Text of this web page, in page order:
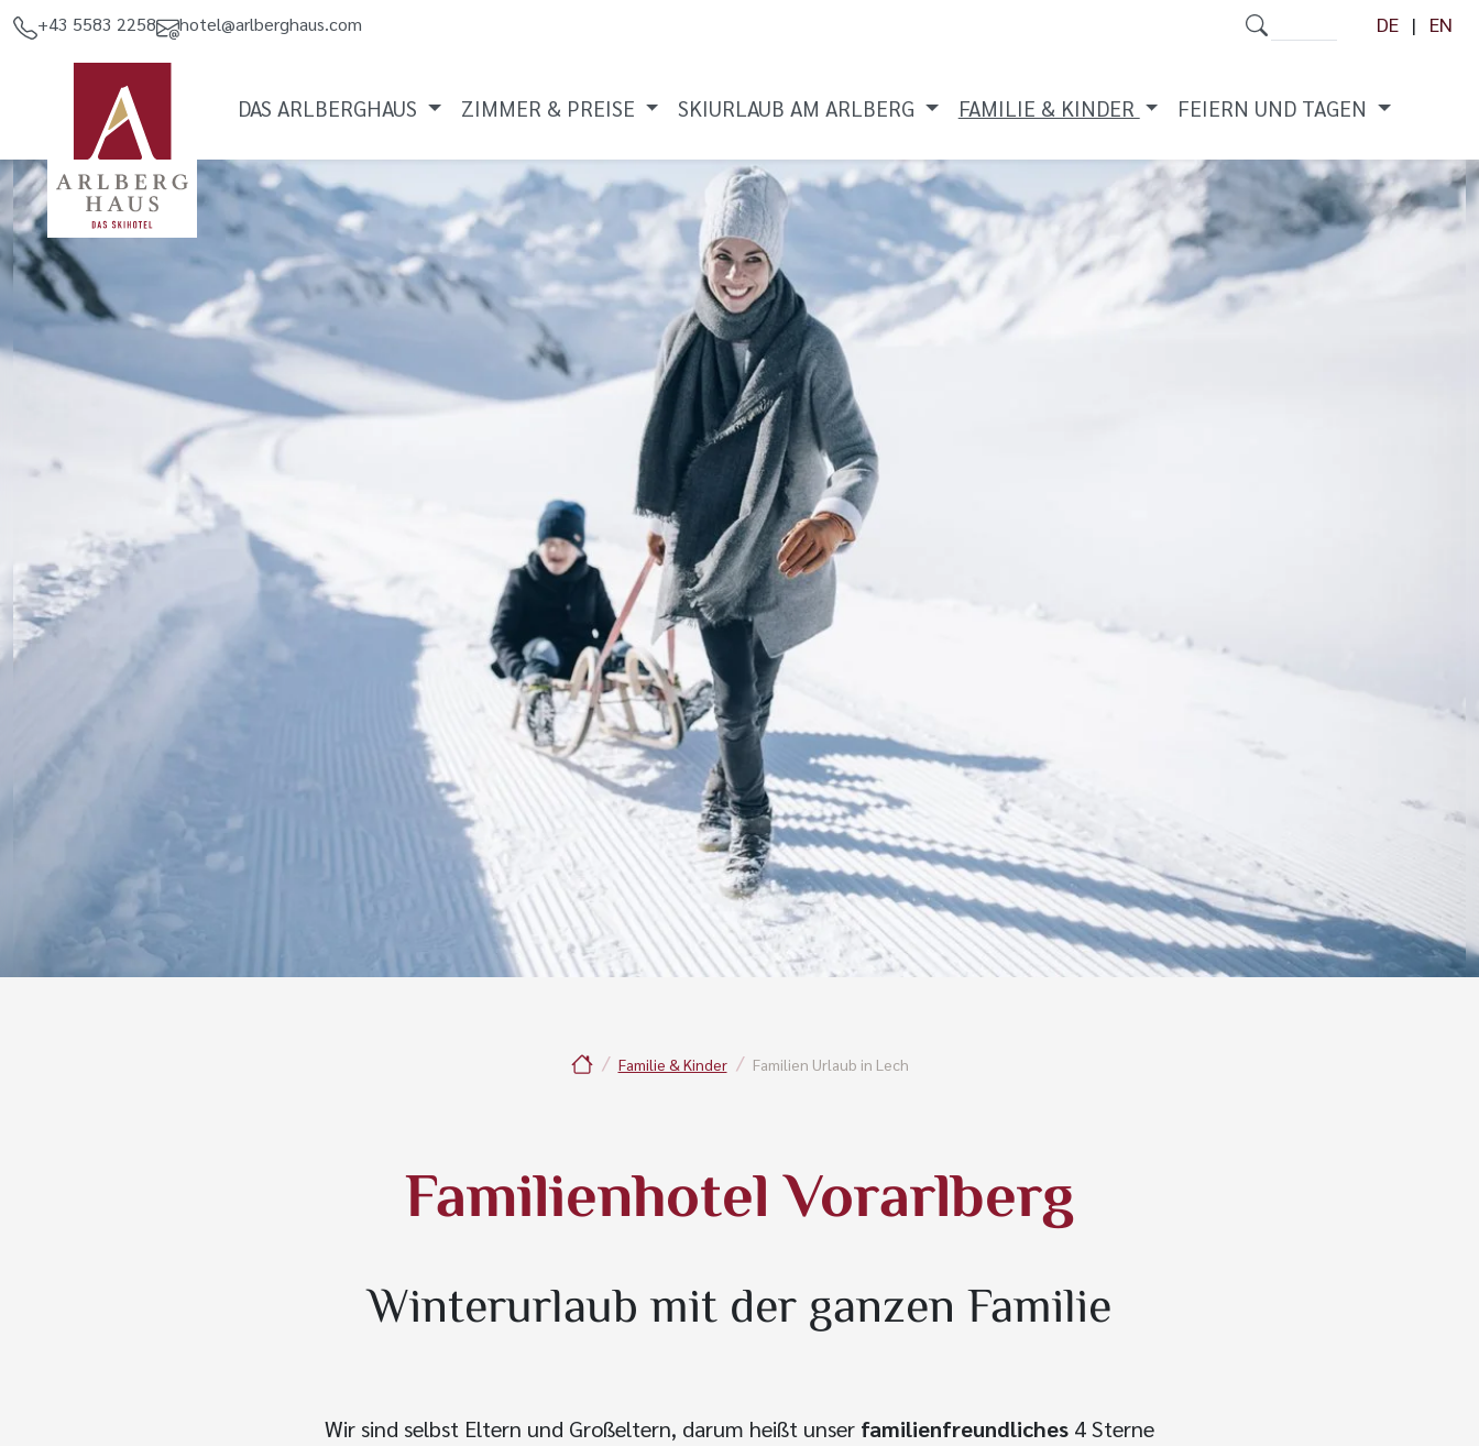
+43 5583 2258 hotel@arlberghaus.com DE EN
DAS ARLBERGHAUS ZIMMER & PREISE SKIURLAUB AM ARLBERG FAMILIE & KINDER FEIERN UND TAGEN
Familie & Kinder Familien Urlaub in Lech
Familienhotel Vorarlberg
Winterurlaub mit der ganzen Familie
Wir sind selbst Eltern und Großeltern, darum heißt unser familienfreundliches 4 Sterne